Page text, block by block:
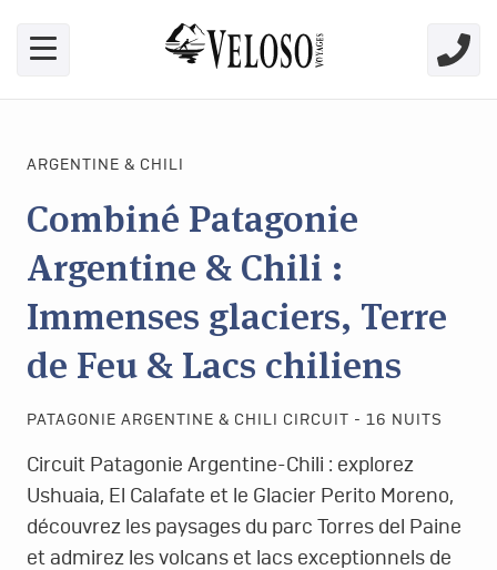
ARGENTINE & CHILI
Combiné Patagonie
Argentine & Chili :
Immenses glaciers, Terre
de Feu & Lacs chiliens
PATAGONIE ARGENTINE & CHILI CIRCUIT - 16 NUITS
Circuit Patagonie Argentine-Chili : explorez
Ushuaia, El Calafate et le Glacier Perito Moreno,
découvrez les paysages du parc Torres del Paine
et admirez les volcans et lacs exceptionnels de